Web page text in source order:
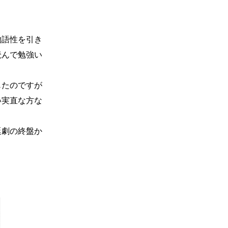
性を引き
で勉強い
のですが
直な方な
の終盤か